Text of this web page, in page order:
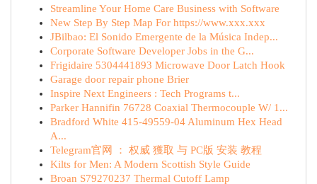
Streamline Your Home Care Business with Software
New Step By Step Map For https://www.xxx.xxx
JBilbao: El Sonido Emergente de la Música Indep...
Corporate Software Developer Jobs in the G...
Frigidaire 5304441893 Microwave Door Latch Hook
Garage door repair phone Brier
Inspire Next Engineers : Tech Programs t...
Parker Hannifin 76728 Coaxial Thermocouple W/ 1...
Bradford White 415-49559-04 Aluminum Hex Head
A...
Telegram官网 ： 权威 獲取 与 PC版 安装 教程
Kilts for Men: A Modern Scottish Style Guide
Broan S79270237 Thermal Cutoff Lamp